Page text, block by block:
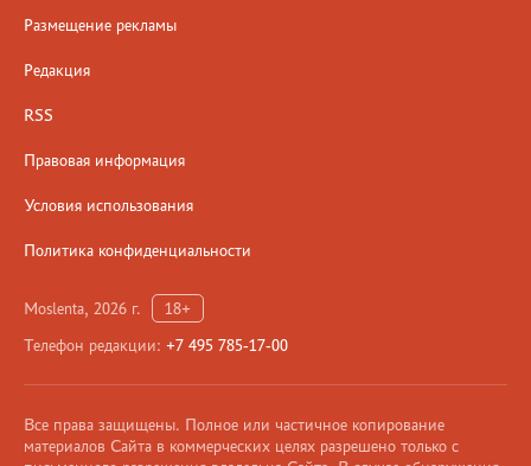
Размещение рекламы
Редакция
RSS
Правовая информация
Условия использования
Политика конфиденциальности
Moslenta, 2026 г.
18+
Телефон редакции: +7 495 785-17-00
Все права защищены. Полное или частичное копирование
материалов Сайта в коммерческих целях разрешено только с